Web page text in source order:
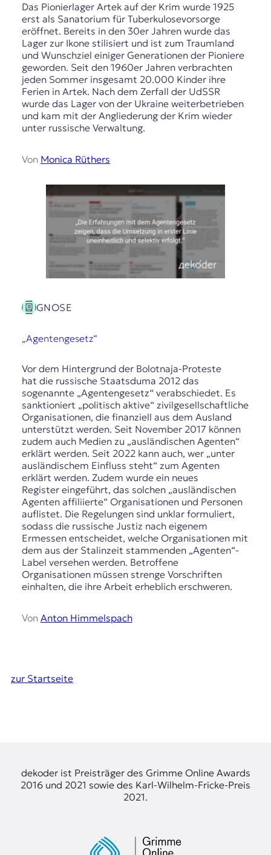
Das Pionierlager Artek auf der Krim wurde 1925
erst als Sanatorium für Tuberkulosevorsorge
eröffnet. Bereits in den 30er Jahren wurde das
Lager zur Ikone stilisiert und ist zum Traumland
und Wunschziel einiger Generationen der Pioniere
geworden. Seit den 1960er Jahren verbrachten
jeden Sommer insgesamt 20.000 Kinder ihre
Ferien in Artek. Nach dem Zerfall der UdSSR
wurde das Lager von der Ukraine weiterbetrieben
und kam mit der Angliederung der Krim wieder
unter russische Verwaltung.
Von Monica Rüthers
GNOSE
„Agentengesetz“
Vor dem Hintergrund der Bolotnaja-Proteste
hat die russische Staatsduma 2012 das
sogenannte „Agentengesetz“ verabschiedet. Es
sanktioniert „politisch aktive“ zivilgesellschaftliche
Organisationen, die finanziell aus dem Ausland
unterstützt werden. Seit November 2017 können
zudem auch Medien zu „ausländischen Agenten“
erklärt werden. Seit 2022 kann auch, wer „unter
ausländischem Einfluss steht“ zum Agenten
erklärt werden. Zudem wurde ein neues
Register eingeführt, das solchen „ausländischen
Agenten affiliierte“ Organisationen und Personen
auflistet. Die Regelungen sind unklar formuliert,
sodass die russische Justiz nach eigenem
Ermessen entscheidet, welche Organisationen mit
dem aus der Stalinzeit stammenden „Agenten“-
Label versehen werden. Betroffene
Organisationen müssen strenge Vorschriften
einhalten, die ihre Arbeit erheblich erschweren.
Von Anton Himmelspach
zur Startseite
dekoder ist Preisträger des Grimme Online Awards
2016 und 2021 sowie des Karl-Wilhelm-Fricke-Preis
2021.